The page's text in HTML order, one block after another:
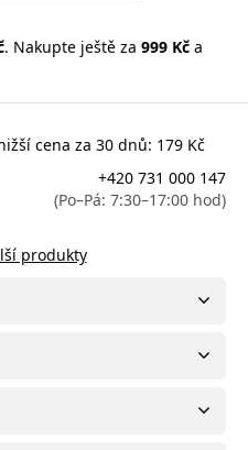
. Nakupte ještě za 999 Kč a
cena za 30 dnů: 179 Kč
+420 731 000 147
(Po–Pá: 7:30–17:00 hod)
produkty